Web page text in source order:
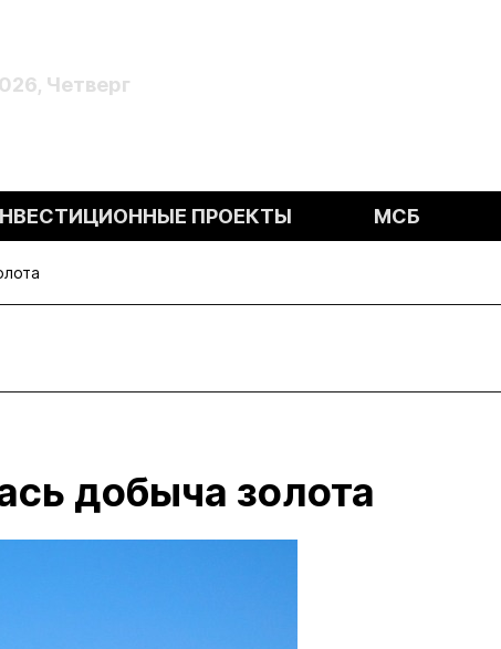
Четверг
ПРОЕКТЫ МСБ
добыча золота